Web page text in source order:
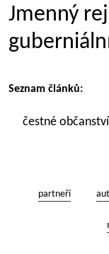
Jmenný
Seznam článků:
čestné občanství
partneři